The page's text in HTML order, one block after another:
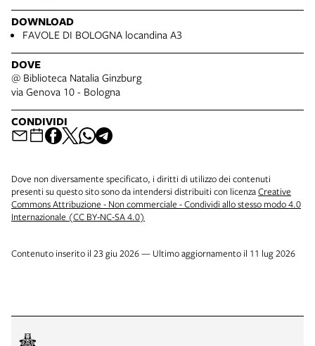
DOWNLOAD
FAVOLE DI BOLOGNA locandina A3
DOVE
@ Biblioteca Natalia Ginzburg
via Genova 10 - Bologna
CONDIVIDI
Dove non diversamente specificato, i diritti di utilizzo dei contenuti
presenti su questo sito sono da intendersi distribuiti con licenzaCreative
Commons Attribuzione - Non commerciale - Condividi allo stesso modo 4.0
Internazionale (CC BY-NC-SA 4.0)
Contenuto inserito il 23 giu 2026 — Ultimo aggiornamento il 11 lug 2026